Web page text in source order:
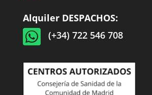
Alquiler DESPACHOS:
 (+34) 722 546 708